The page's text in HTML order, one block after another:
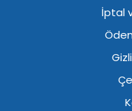
İptal